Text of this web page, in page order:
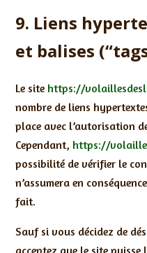
9. Liens
et balises
Le site https://
nombre de liens
place avec l’autorisation
Cependant, https://
possibilité de vérifier le
n’assumera en
fait.
Sauf si vous décidez de
acceptez que le site